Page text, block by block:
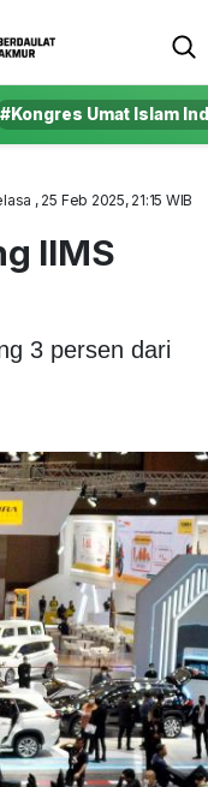
#Kongres Umat Islam
, 25 Feb 2025, 21:15 WIB
IIMS
3 persen dari